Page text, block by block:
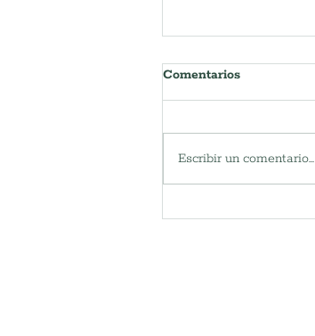
Comentarios
Escribir un comentario...